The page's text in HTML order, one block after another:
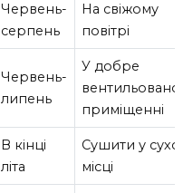
Червень-
серпень
На свіжому
повітрі
Червень-
липень
У добре
приміщенні
В кінці
літа
Сушити у
місці